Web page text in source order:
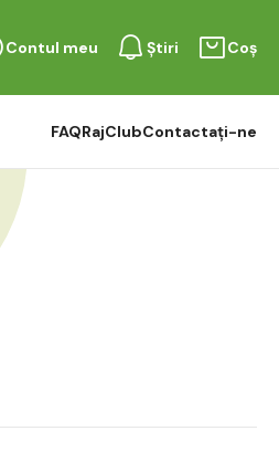
Contul meu Știri Coș
FAQRajClubContactați-ne